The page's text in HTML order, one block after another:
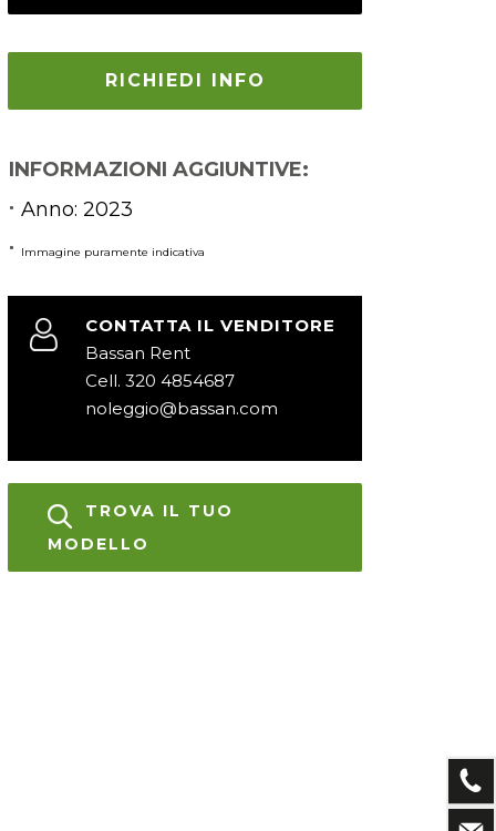
RICHIEDI INFO
INFORMAZIONI AGGIUNTIVE:
Anno: 2023
Immagine puramente indicativa
CONTATTA IL VENDITORE
Bassan Rent
Cell. 320 4854687
noleggio@bassan.com
TROVA IL TUO
MODELLO